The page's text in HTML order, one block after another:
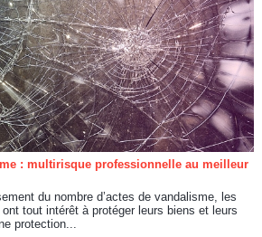
: multirisque professionnelle au meilleur
du nombre d’actes de vandalisme, les
tout intérêt à protéger leurs biens et leurs
protection...